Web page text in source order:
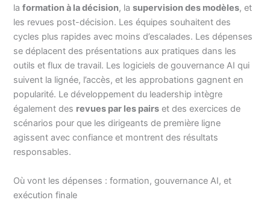
laformation à la décision, lasupervision des modèles, et
les revues post-décision. Les équipes souhaitent des
cycles plus rapides avec moins d’escalades. Les dépenses
se déplacent des présentations aux pratiques dans les
outils et flux de travail. Les logiciels de gouvernance AI qui
suivent la lignée, l’accès, et les approbations gagnent en
popularité. Le développement du leadership intègre
également des revues par les pairs et des exercices de
scénarios pour que les dirigeants de première ligne
agissent avec confiance et montrent des résultats
responsables.
Où vont les dépenses : formation, gouvernance AI, et
exécution finale